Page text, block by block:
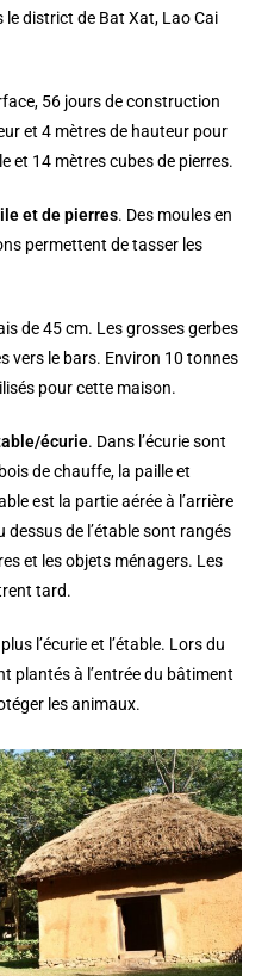
le district de Bat Xat, Lao Cai
56 jours de construction
et 4 mètres de hauteur pour
et 14 mètres cubes de pierres.
et de pierres. Des moules en
permettent de tasser les
de 45 cm. Les grosses gerbes
vers le bars. Environ 10 tonnes
pour cette maison.
écurie. Dans l’écurie sont
de chauffe, la paille et
est la partie aérée à l’arrière
de l’étable sont rangés
et les objets ménagers. Les
tard.
l’écurie et l’étable. Lors du
plantés à l’entrée du bâtiment
les animaux.